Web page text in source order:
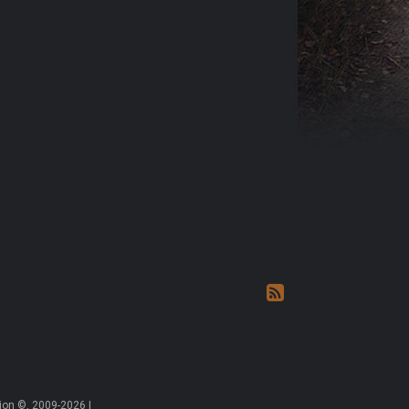
©, 2009-2026 |